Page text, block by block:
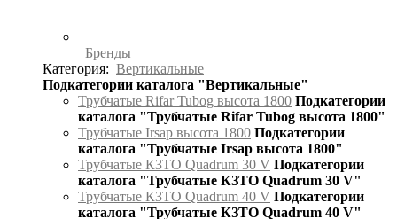
Бренды
Категория: Вертикальные
Подкатегории каталога "Вертикальные"
Трубчатые Rifar Tubog высота 1800 Подкатегории
каталога "Трубчатые Rifar Tubog высота 1800"
Трубчатые Irsap высота 1800 Подкатегории
каталога "Трубчатые Irsap высота 1800"
Трубчатые КЗТО Quadrum 30 V Подкатегории
каталога "Трубчатые КЗТО Quadrum 30 V"
Трубчатые КЗТО Quadrum 40 V Подкатегории
каталога "Трубчатые КЗТО Quadrum 40 V"